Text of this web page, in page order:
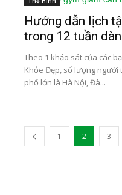
Hướng dẫn lịch
trong 12 tuần
Theo 1 khảo sát của các
Khỏe Đẹp, số lượng người
phố lớn là Hà Nội, Đà...
1 2 3